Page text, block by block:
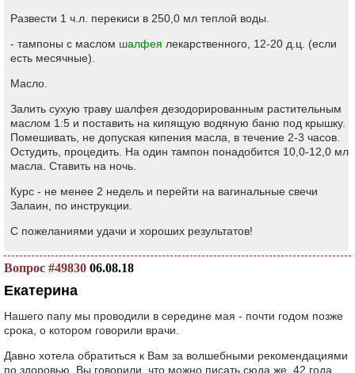
Развести 1 ч.л. перекиси в 250,0 мл теплой воды.
- тампоны с маслом шалфея лекарственного, 12-20 д.ц. (если
есть месячные).
Масло.
Залить сухую траву шалфея дезодорированным растительным
маслом 1:5 и поставить на кипящую водяную баню под крышку.
Помешивать, не допуская кипения масла, в течение 2-3 часов.
Остудить, процедить. На один тампон понадобится 10,0-12,0 мл
масла. Ставить на ночь.
Курс - не менее 2 недель и перейти на вагинальные свечи
Залаин, по инструкции.
С пожеланиями удачи и хороших результатов!
Вопрос #49830 06.08.18
Екатерина
Нашего папу мы проводили в середине мая - почти годом позже
срока, о котором говорили врачи.
Давно хотела обратиться к Вам за волшебными рекомендациями
по здоровью. Вы говорили, что можно писать сюда же. 42 года,